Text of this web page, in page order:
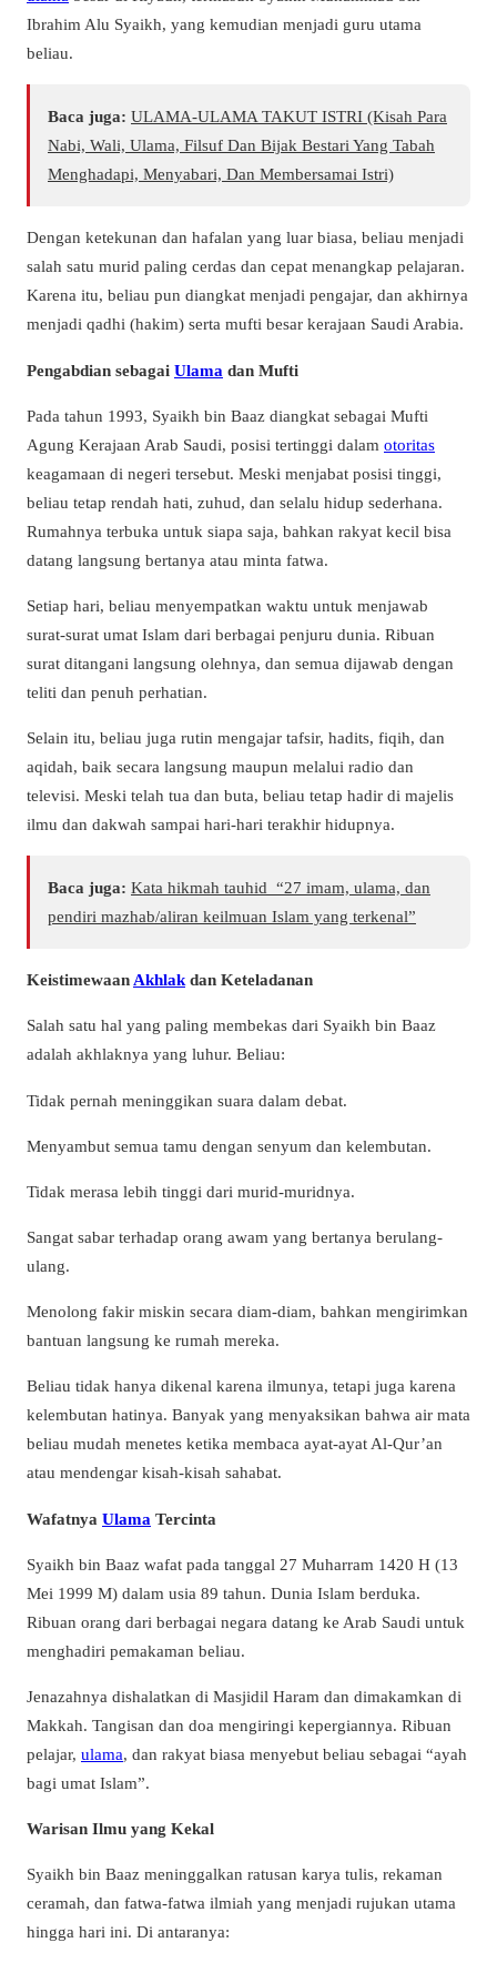
Ibrahim Alu Syaikh, yang kemudian menjadi guru utama
beliau.
Baca juga: ULAMA-ULAMA TAKUT ISTRI (Kisah Para
Nabi, Wali, Ulama, Filsuf Dan Bijak Bestari Yang Tabah
Menghadapi, Menyabari, Dan Membersamai Istri)
Dengan ketekunan dan hafalan yang luar biasa, beliau menjadi
salah satu murid paling cerdas dan cepat menangkap pelajaran.
Karena itu, beliau pun diangkat menjadi pengajar, dan akhirnya
menjadi qadhi (hakim) serta mufti besar kerajaan Saudi Arabia.
Pengabdian sebagai Ulama dan Mufti
Pada tahun 1993, Syaikh bin Baaz diangkat sebagai Mufti
Agung Kerajaan Arab Saudi, posisi tertinggi dalam otoritas
keagamaan di negeri tersebut. Meski menjabat posisi tinggi,
beliau tetap rendah hati, zuhud, dan selalu hidup sederhana.
Rumahnya terbuka untuk siapa saja, bahkan rakyat kecil bisa
datang langsung bertanya atau minta fatwa.
Setiap hari, beliau menyempatkan waktu untuk menjawab
surat-surat umat Islam dari berbagai penjuru dunia. Ribuan
surat ditangani langsung olehnya, dan semua dijawab dengan
teliti dan penuh perhatian.
Selain itu, beliau juga rutin mengajar tafsir, hadits, fiqih, dan
aqidah, baik secara langsung maupun melalui radio dan
televisi. Meski telah tua dan buta, beliau tetap hadir di majelis
ilmu dan dakwah sampai hari-hari terakhir hidupnya.
Baca juga: Kata hikmah tauhid “27 imam, ulama, dan
pendiri mazhab/aliran keilmuan Islam yang terkenal”
Keistimewaan Akhlak dan Keteladanan
Salah satu hal yang paling membekas dari Syaikh bin Baaz
adalah akhlaknya yang luhur. Beliau:
Tidak pernah meninggikan suara dalam debat.
Menyambut semua tamu dengan senyum dan kelembutan.
Tidak merasa lebih tinggi dari murid-muridnya.
Sangat sabar terhadap orang awam yang bertanya berulang-
ulang.
Menolong fakir miskin secara diam-diam, bahkan mengirimkan
bantuan langsung ke rumah mereka.
Beliau tidak hanya dikenal karena ilmunya, tetapi juga karena
kelembutan hatinya. Banyak yang menyaksikan bahwa air mata
beliau mudah menetes ketika membaca ayat-ayat Al-Qur’an
atau mendengar kisah-kisah sahabat.
Wafatnya Ulama Tercinta
Syaikh bin Baaz wafat pada tanggal 27 Muharram 1420 H (13
Mei 1999 M) dalam usia 89 tahun. Dunia Islam berduka.
Ribuan orang dari berbagai negara datang ke Arab Saudi untuk
menghadiri pemakaman beliau.
Jenazahnya dishalatkan di Masjidil Haram dan dimakamkan di
Makkah. Tangisan dan doa mengiringi kepergiannya. Ribuan
pelajar, ulama, dan rakyat biasa menyebut beliau sebagai “ayah
bagi umat Islam”.
Warisan Ilmu yang Kekal
Syaikh bin Baaz meninggalkan ratusan karya tulis, rekaman
ceramah, dan fatwa-fatwa ilmiah yang menjadi rujukan utama
hingga hari ini. Di antaranya: